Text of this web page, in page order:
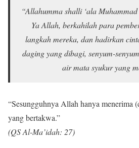
“Allahumma shalli ‘ala
Ya Allah, berkahilah para
langkah mereka, dan hadirkan
daging yang dibagi, senyum-
air mata syukur yang
“Sesungguhnya Allah hanya menerima
yang bertakwa.”
(QS Al-Ma’idah: 27)